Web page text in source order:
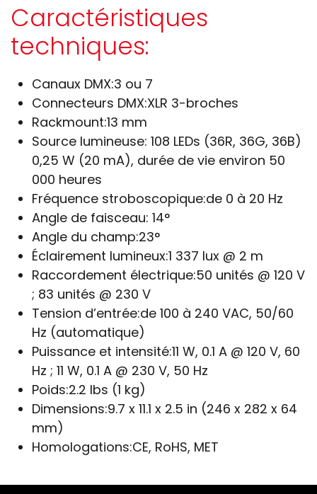
Caractéristiques
techniques:
Canaux DMX:3 ou 7
Connecteurs DMX:XLR 3-broches
Rackmount:13 mm
Source lumineuse: 108 LEDs (36R, 36G, 36B)
0,25 W (20 mA), durée de vie environ 50
000 heures
Fréquence stroboscopique:de 0 à 20 Hz
Angle de faisceau: 14°
Angle du champ:23°
Éclairement lumineux:1 337 lux @ 2 m
Raccordement électrique:50 unités @ 120 V
; 83 unités @ 230 V
Tension d’entrée:de 100 à 240 VAC, 50/60
Hz (automatique)
Puissance et intensité:11 W, 0.1 A @ 120 V, 60
Hz ; 11 W, 0.1 A @ 230 V, 50 Hz
Poids:2.2 lbs (1 kg)
Dimensions:9.7 x 11.1 x 2.5 in (246 x 282 x 64
mm)
Homologations:CE, RoHS, MET